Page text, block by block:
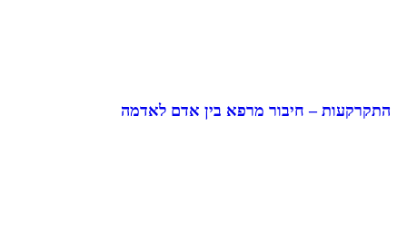
התקרקעות – חיבור מרפא בין אדם לאדמה